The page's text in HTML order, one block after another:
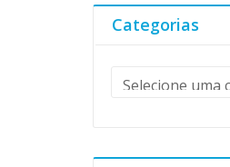
Categorias